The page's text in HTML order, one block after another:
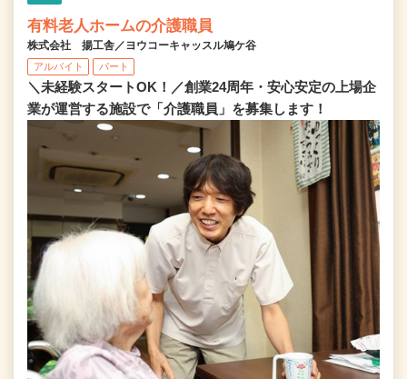
有料老人ホームの介護職員
株式会社 揚工舎／ヨウコーキャッスル鳩ケ谷
アルバイト パート
＼未経験スタートOK！／創業24周年・安心安定の上場企
業が運営する施設で「介護職員」を募集します！